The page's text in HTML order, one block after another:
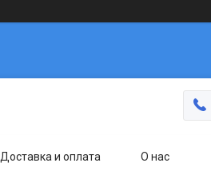
Доставка и оплата О нас